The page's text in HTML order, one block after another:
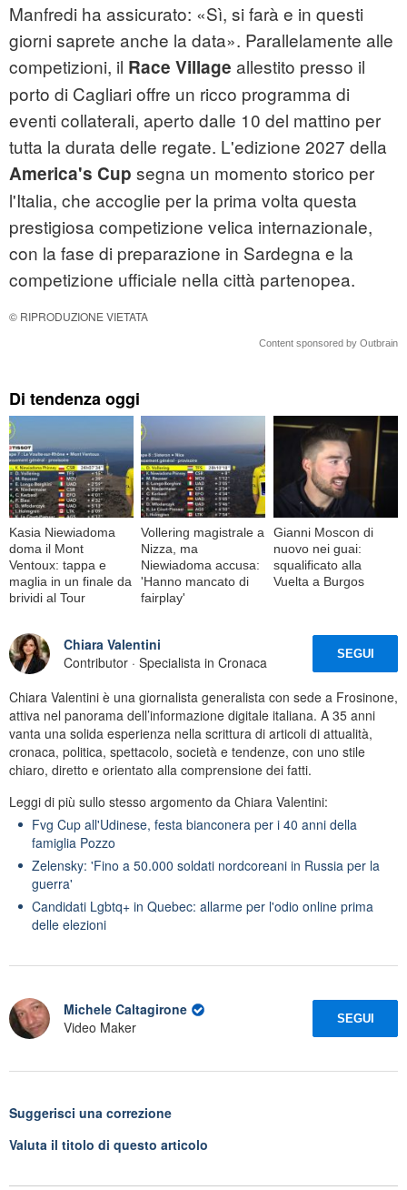
Manfredi ha assicurato: «Sì, si farà e in questi
giorni saprete anche la data». Parallelamente alle
competizioni, il Race Village allestito presso il
porto di Cagliari offre un ricco programma di
eventi collaterali, aperto dalle 10 del mattino per
tutta la durata delle regate. L'edizione 2027 della
America's Cup segna un momento storico per
l'Italia, che accoglie per la prima volta questa
prestigiosa competizione velica internazionale,
con la fase di preparazione in Sardegna e la
competizione ufficiale nella città partenopea.
© RIPRODUZIONE VIETATA
Content sponsored by Outbrain
Di tendenza oggi
Kasia Niewiadoma
doma il Mont
Ventoux: tappa e
maglia in un finale da
brividi al Tour
Vollering magistrale a
Nizza, ma
Niewiadoma accusa:
'Hanno mancato di
fairplay'
Gianni Moscon di
nuovo nei guai:
squalificato alla
Vuelta a Burgos
Chiara Valentini
Contributor · Specialista in Cronaca
SEGUI
Chiara Valentini è una giornalista generalista con sede a Frosinone,
attiva nel panorama dell’informazione digitale italiana. A 35 anni
vanta una solida esperienza nella scrittura di articoli di attualità,
cronaca, politica, spettacolo, società e tendenze, con uno stile
chiaro, diretto e orientato alla comprensione dei fatti.
Leggi di più sullo stesso argomento da Chiara Valentini:
Fvg Cup all'Udinese, festa bianconera per i 40 anni della
famiglia Pozzo
Zelensky: 'Fino a 50.000 soldati nordcoreani in Russia per la
guerra'
Candidati Lgbtq+ in Quebec: allarme per l'odio online prima
delle elezioni
Michele Caltagirone
Video Maker
SEGUI
Suggerisci una correzione
Valuta il titolo di questo articolo